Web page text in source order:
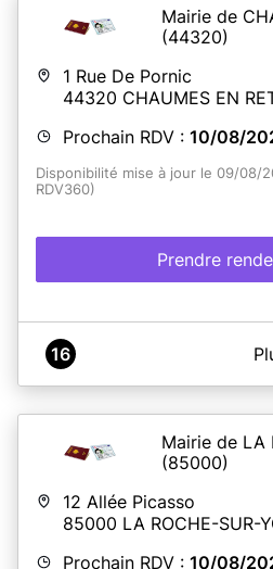
Mairie de
(44320)
1 Rue De Pornic
44320 CHAUMES EN
Prochain RDV : 10/08/
Disponibilité mise à jour le 09/08/
RDV360)
Prendre
A propos de Mairie de
décembre 2013 sont
ans (sauf pour les mineurs et
d'adresse).
A VERIFIER AVANT PRISE DE
*Assurez-vous d’avoir un
dûment complété) lors de votre
16
Mairie de LA
(85000)
12 Allée Picasso
85000 LA ROCHE-SUR-
Prochain RDV : 10/08/